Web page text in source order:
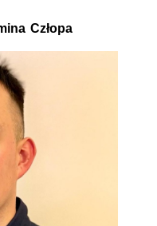
Człopa